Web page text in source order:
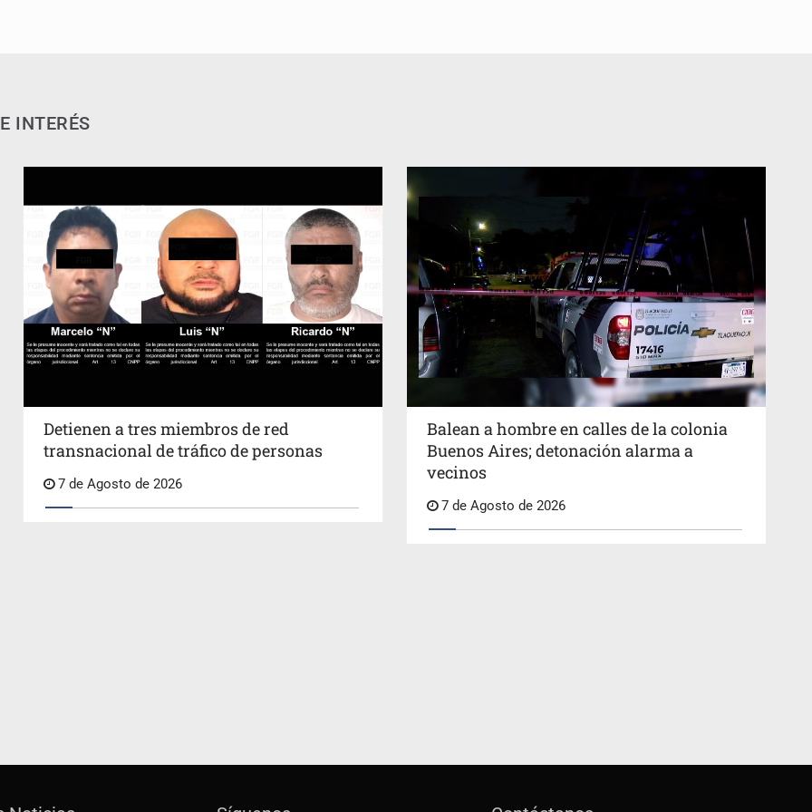
INTERÉS
Detienen a tres miembros de red
transnacional de tráfico de personas
7 de Agosto de 2026
Balean a hombre en calles de la colonia
Buenos Aires; detonación alarma a
vecinos
7 de Agosto de 2026